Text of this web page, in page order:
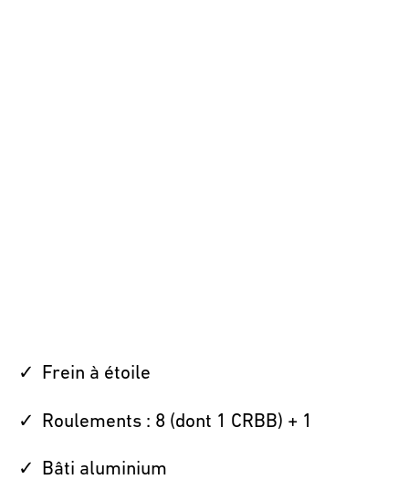
Frein à étoile
Roulements : 8 (dont 1 CRBB) + 1
Bâti aluminium